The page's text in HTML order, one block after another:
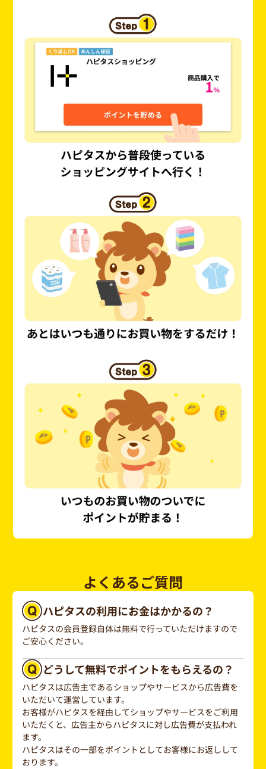
よくあるご質問
ハピタスの利用にお金はかかるの？
ハピタスの会員登録自体は無料で行っていただけますので
ご安心ください。
どうして無料でポイントをもらえるの？
ハピタスは広告主であるショップやサービスから広告費を
いただいて運営しています。
お客様がハピタスを経由してショップやサービスをご利用
いただくと、広告主からハピタスに対し広告費が支払われ
ます。
ハピタスはその一部をポイントとしてお客様にお返しして
おります。